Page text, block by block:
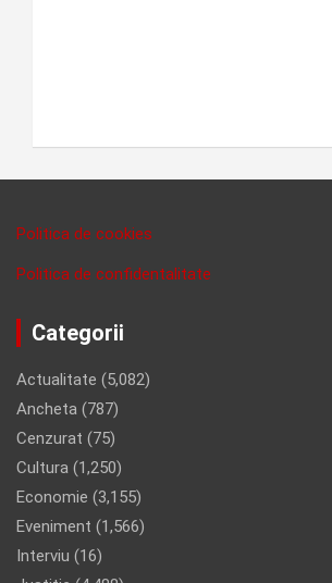
Politica de cookies
Politica de confidentalitate
Categorii
Actualitate (5,082)
Ancheta (787)
Cenzurat (75)
Cultura (1,250)
Economie (3,155)
Eveniment (1,566)
Interviu (16)